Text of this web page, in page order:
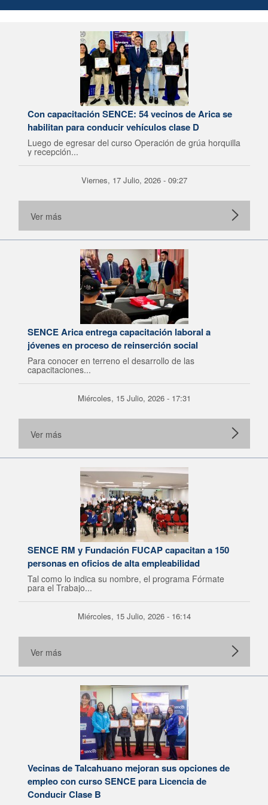
Con capacitación SENCE: 54 vecinos de Arica se
habilitan para conducir vehículos clase D
Luego de egresar del curso Operación de grúa horquilla
y recepción...
Viernes, 17 Julio, 2026 - 09:27
Ver más
SENCE Arica entrega capacitación laboral a
jóvenes en proceso de reinserción social
Para conocer en terreno el desarrollo de las
capacitaciones...
Miércoles, 15 Julio, 2026 - 17:31
Ver más
SENCE RM y Fundación FUCAP capacitan a 150
personas en oficios de alta empleabilidad
Tal como lo indica su nombre, el programa Fórmate
para el Trabajo...
Miércoles, 15 Julio, 2026 - 16:14
Ver más
Vecinas de Talcahuano mejoran sus opciones de
empleo con curso SENCE para Licencia de
Conducir Clase B